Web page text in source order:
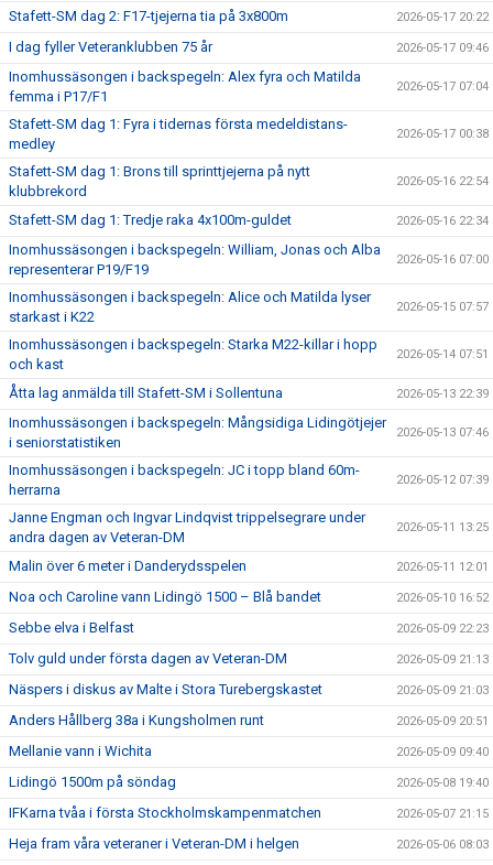
Stafett-SM dag 2: F17-tjejerna tia på 3x800m 2026-05-17 20:22
I dag fyller Veteranklubben 75 år 2026-05-17 09:46
Inomhussäsongen i backspegeln: Alex fyra och Matilda
femma i P17/F1
2026-05-17 07:04
Stafett-SM dag 1: Fyra i tidernas första medeldistans-
medley
2026-05-17 00:38
Stafett-SM dag 1: Brons till sprinttjejerna på nytt
klubbrekord
2026-05-16 22:54
Stafett-SM dag 1: Tredje raka 4x100m-guldet 2026-05-16 22:34
Inomhussäsongen i backspegeln: William, Jonas och Alba
representerar P19/F19
2026-05-16 07:00
Inomhussäsongen i backspegeln: Alice och Matilda lyser
starkast i K22
2026-05-15 07:57
Inomhussäsongen i backspegeln: Starka M22-killar i hopp
och kast
2026-05-14 07:51
Åtta lag anmälda till Stafett-SM i Sollentuna 2026-05-13 22:39
Inomhussäsongen i backspegeln: Mångsidiga Lidingötjejer
i seniorstatistiken
2026-05-13 07:46
Inomhussäsongen i backspegeln: JC i topp bland 60m-
herrarna
2026-05-12 07:39
Janne Engman och Ingvar Lindqvist trippelsegrare under
andra dagen av Veteran-DM
2026-05-11 13:25
Malin över 6 meter i Danderydsspelen 2026-05-11 12:01
Noa och Caroline vann Lidingö 1500 – Blå bandet 2026-05-10 16:52
Sebbe elva i Belfast 2026-05-09 22:23
Tolv guld under första dagen av Veteran-DM 2026-05-09 21:13
Näspers i diskus av Malte i Stora Turebergskastet 2026-05-09 21:03
Anders Hållberg 38a i Kungsholmen runt 2026-05-09 20:51
Mellanie vann i Wichita 2026-05-09 09:40
Lidingö 1500m på söndag 2026-05-08 19:40
IFKarna tvåa i första Stockholmskampenmatchen 2026-05-07 21:15
Heja fram våra veteraner i Veteran-DM i helgen 2026-05-06 08:03